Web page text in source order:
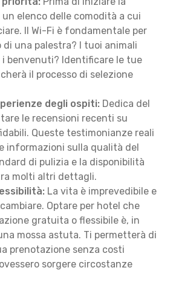
elenco delle comodità a cui
Il Wi-Fi è fondamentale per
di una palestra? I tuoi animali
i benvenuti? Identificare le tue
il processo di selezione
degli ospiti: Dedica del
le recensioni recenti su
Queste testimonianze reali
informazioni sulla qualità del
di pulizia e la disponibilità
molti altri dettagli.
La vita è imprevedibile e
Optare per hotel che
gratuita o flessibile è, in
mossa astuta. Ti permetterà di
prenotazione senza costi
sorgere circostanze